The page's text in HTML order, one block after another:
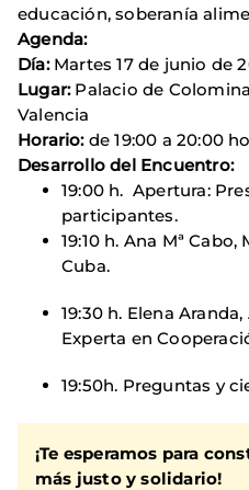
educación, soberanía
Agenda:
Día:Martes 17 de junio de
Lugar:Palacio de
Valencia
Horario:de 19:00 a 20:00
Desarrollo del Encuentro:
19:00 h. Apertura:
participantes.
19:10 h. Ana Mª
Cuba.
19:30 h. Elena
Experta en
19:50h. Preguntas y
¡Te esperamos para
más justo y solidario!